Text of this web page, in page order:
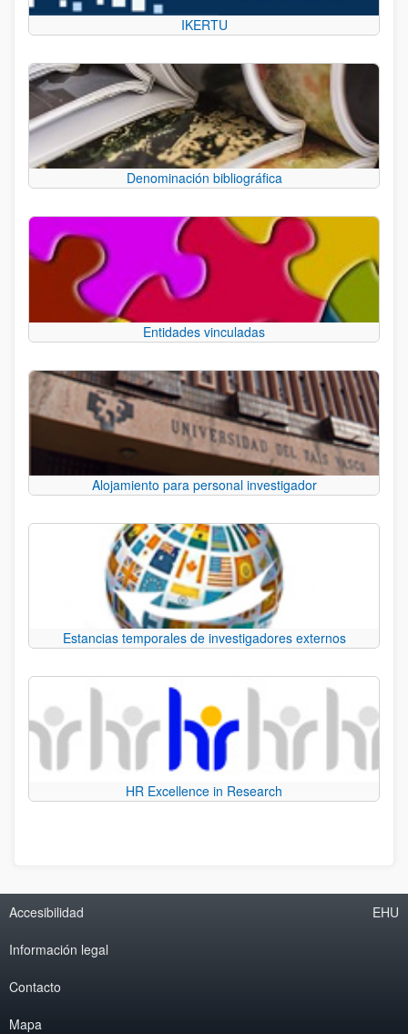
IKERTU
Denominación bibliográfica
Entidades vinculadas
Alojamiento para personal investigador
Estancias temporales de investigadores externos
HR Excellence in Research
Accesibilidad
Información legal
Contacto
Mapa
EHU